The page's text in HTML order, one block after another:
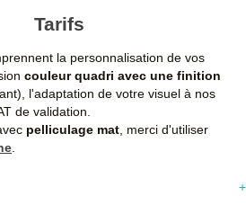
Tarifs
la personnalisation de vos
couleur quadri avec une finition
l'adaptation de votre visuel à nos
de validation.
pelliculage mat , merci d'utiliser
+